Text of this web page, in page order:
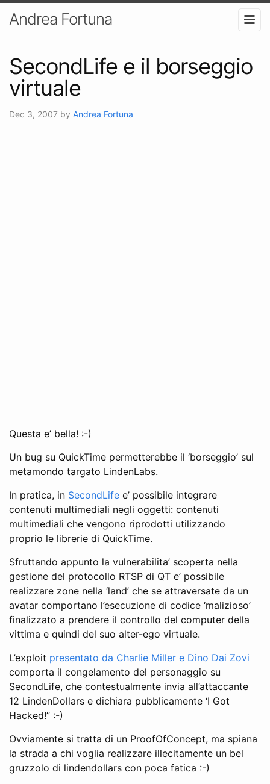
Andrea Fortuna
SecondLife e il borseggio
virtuale
Dec 3, 2007 by Andrea Fortuna
Questa e’ bella! :-)
Un bug su QuickTime permetterebbe il ‘borseggio’ sul
metamondo targato LindenLabs.
In pratica, in SecondLife e’ possibile integrare
contenuti multimediali negli oggetti: contenuti
multimediali che vengono riprodotti utilizzando
proprio le librerie di QuickTime.
Sfruttando appunto la vulnerabilita’ scoperta nella
gestione del protocollo RTSP di QT e’ possibile
realizzare zone nella ‘land’ che se attraversate da un
avatar comportano l’esecuzione di codice ‘malizioso’
finalizzato a prendere il controllo del computer della
vittima e quindi del suo alter-ego virtuale.
L’exploit presentato da Charlie Miller e Dino Dai Zovi
comporta il congelamento del personaggio su
SecondLife, che contestualmente invia all’attaccante
12 LindenDollars e dichiara pubblicamente ‘I Got
Hacked!” :-)
Ovviamente si tratta di un ProofOfConcept, ma spiana
la strada a chi voglia realizzare illecitamente un bel
gruzzolo di lindendollars con poca fatica :-)